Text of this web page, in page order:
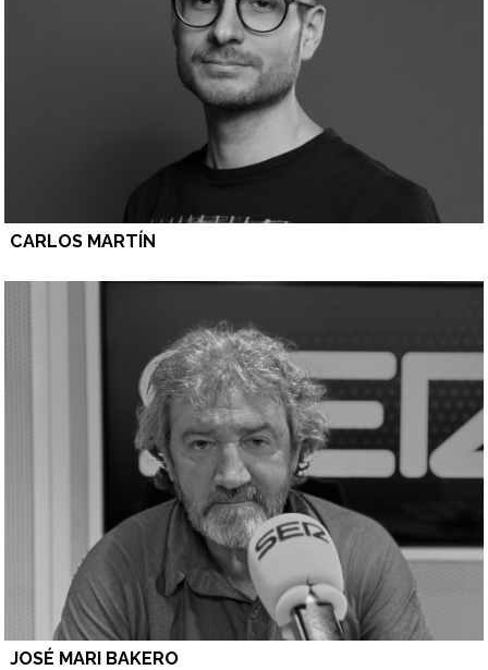
CARLOS MARTÍN
JOSÉ MARI BAKERO